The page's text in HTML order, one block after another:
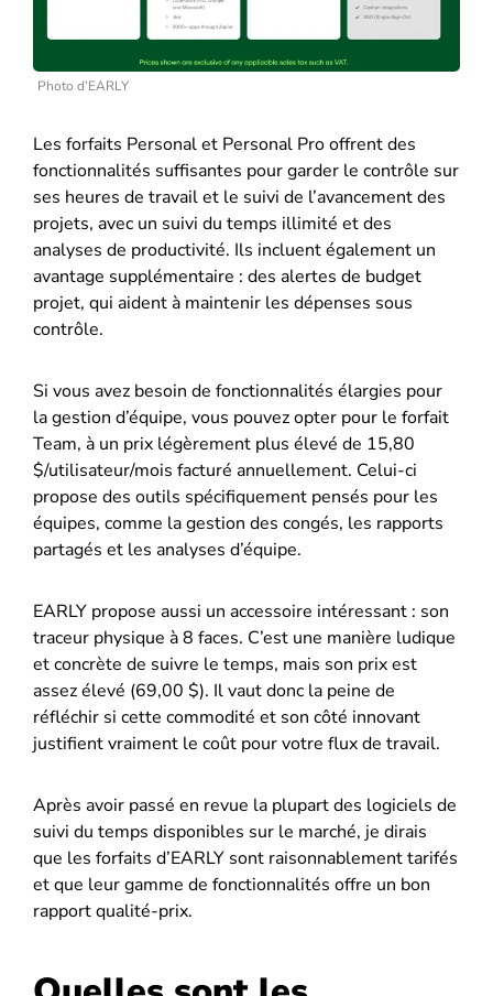
Photo d’EARLY
Les forfaits Personal et Personal Pro offrent des
fonctionnalités suffisantes pour garder le contrôle sur
ses heures de travail et le suivi de l’avancement des
projets, avec un suivi du temps illimité et des
analyses de productivité. Ils incluent également un
avantage supplémentaire : des alertes de budget
projet, qui aident à maintenir les dépenses sous
contrôle.
Si vous avez besoin de fonctionnalités élargies pour
la gestion d’équipe, vous pouvez opter pour le forfait
Team, à un prix légèrement plus élevé de 15,80
$/utilisateur/mois facturé annuellement. Celui-ci
propose des outils spécifiquement pensés pour les
équipes, comme la gestion des congés, les rapports
partagés et les analyses d’équipe.
EARLY propose aussi un accessoire intéressant : son
traceur physique à 8 faces. C’est une manière ludique
et concrète de suivre le temps, mais son prix est
assez élevé (69,00 $). Il vaut donc la peine de
réfléchir si cette commodité et son côté innovant
justifient vraiment le coût pour votre flux de travail.
Après avoir passé en revue la plupart des logiciels de
suivi du temps disponibles sur le marché, je dirais
que les forfaits d’EARLY sont raisonnablement tarifés
et que leur gamme de fonctionnalités offre un bon
rapport qualité-prix.